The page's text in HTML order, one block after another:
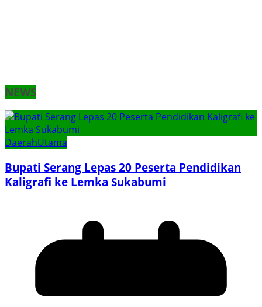
NEWS
DaerahUtama
Bupati Serang Lepas 20 Peserta Pendidikan
Kaligrafi ke Lemka Sukabumi